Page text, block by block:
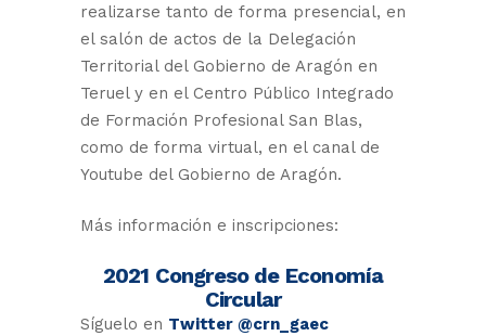
realizarse tanto de forma presencial, en
el salón de actos de la Delegación
Territorial del Gobierno de Aragón en
Teruel y en el Centro Público Integrado
de Formación Profesional San Blas,
como de forma virtual, en el canal de
Youtube del Gobierno de Aragón.
Más información e inscripciones:
2021 Congreso de Economía
Circular
Síguelo en Twitter @crn_gaec